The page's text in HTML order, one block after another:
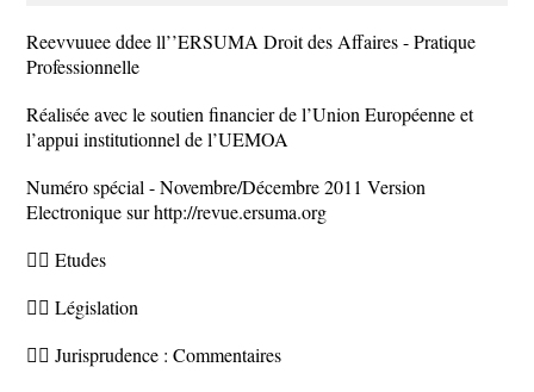
Reevvuuee ddee ll’’ERSUMA Droit des Affaires - Pratique
Professionnelle
Réalisée avec le soutien financier de l’Union Européenne et
l’appui institutionnel de l’UEMOA
Numéro spécial - Novembre/Décembre 2011 Version
Electronique sur http://revue.ersuma.org
 Etudes
 Législation
 Jurisprudence : Commentaires